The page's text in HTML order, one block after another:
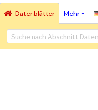
Datenblätter Mehr